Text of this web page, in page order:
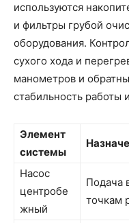
используются
и фильтры грубой
оборудования.
сухого хода и
манометров и
стабильность работы
Элемент
системы
Насос
центробе
жный
Подача
точкам